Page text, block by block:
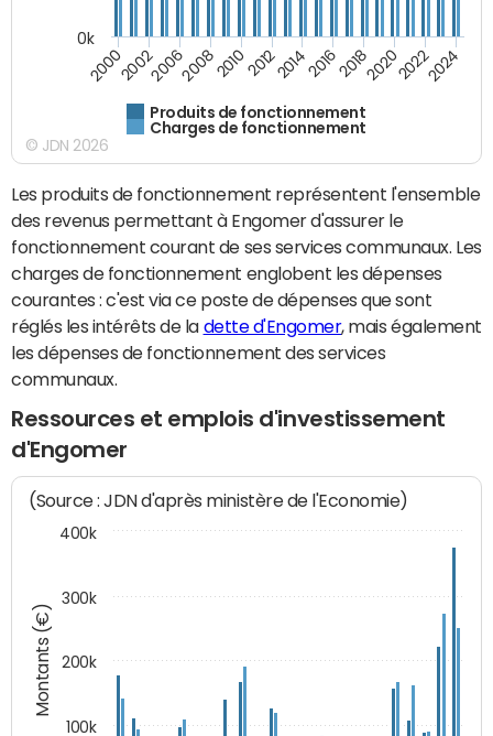
Produits de fonctionnement
Charges de fonctionnement
200020022006200820102012201420162018202020222024
0k
© JDN 2026
Les produits de fonctionnement représentent l'ensemble
des revenus permettant à Engomer d'assurer le
fonctionnement courant de ses services communaux. Les
charges de fonctionnement englobent les dépenses
courantes : c'est via ce poste de dépenses que sont
réglés les intérêts de la dette d'Engomer, mais également
les dépenses de fonctionnement des services
communaux.
Ressources et emplois d'investissement
d'Engomer
Montants (€)
(Source : JDN d'après ministère de l'Economie)
100k
200k
300k
400k